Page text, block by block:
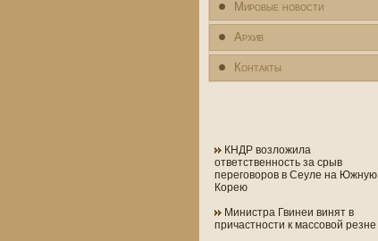
Мировые новости
Архив
Контакты
КНДР возложила
ответственность за срыв
переговоров в Сеуле на Южную
Корею
Министра Гвинеи винят в
причастности к массовой резне